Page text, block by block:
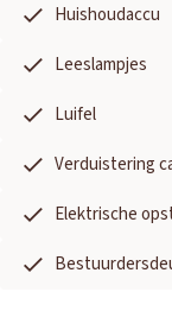
Huishoudaccu
Leeslampjes
Luifel
Verduistering
Elektrische